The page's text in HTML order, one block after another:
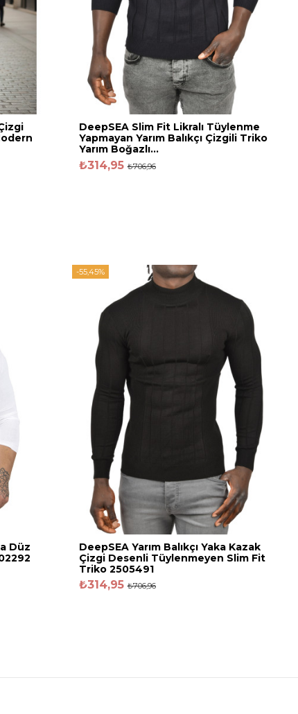
DeepSEA Slim Fit Likralı Tüylenme
Yapmayan Yarım Balıkçı Çizgili Triko
Yarım Boğazlı...
₺314,95₺706,96
Düz
-55,45%
DeepSEA Yarım Balıkçı Yaka Kazak
Çizgi Desenli Tüylenmeyen Slim Fit
Triko 2505491
₺314,95₺706,96